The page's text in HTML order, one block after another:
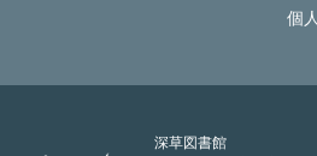
個
深草図書館